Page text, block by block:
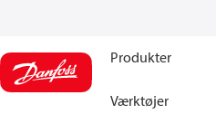
Produkter
Værktøjer